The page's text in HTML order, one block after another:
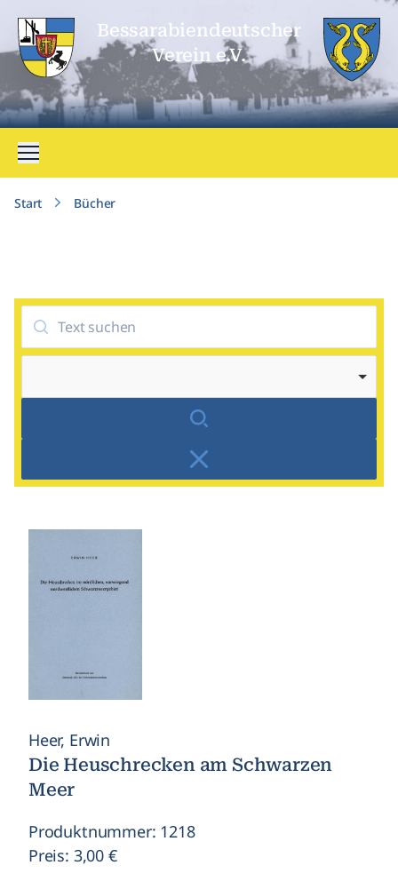
Bessarabien­deutscher
Verein e.V.
Menü öffnen
Start Bücher
Suche
Suchen
Zurücksetzen
Heer, Erwin
Die Heuschrecken am Schwarzen
Meer
Produktnummer: 1218
Preis: 3,00 €